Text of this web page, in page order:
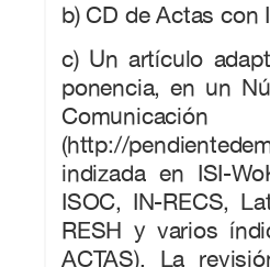
b) CD de Actas con
c) Un artículo
ponencia, en un
(http://
indizada en ISI-
ISOC, IN-RECS,
RESH y varios
ACTAS). La